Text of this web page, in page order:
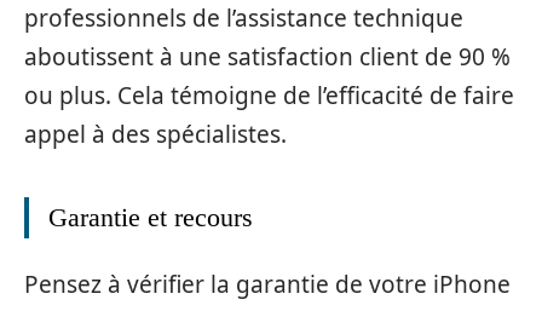
professionnels de l’assistance technique
aboutissent à une satisfaction client de 90 %
ou plus. Cela témoigne de l’efficacité de faire
appel à des spécialistes.
Garantie et recours
Pensez à vérifier la garantie de votre iPhone